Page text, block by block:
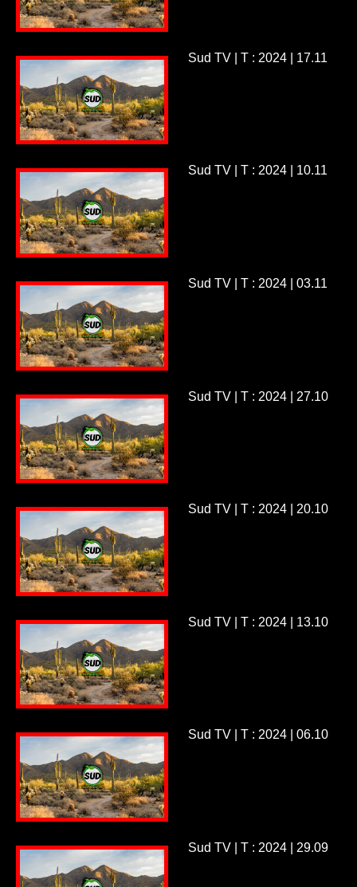
Sud TV | T : 2024 | 17.11
Sud TV | T : 2024 | 10.11
Sud TV | T : 2024 | 03.11
Sud TV | T : 2024 | 27.10
Sud TV | T : 2024 | 20.10
Sud TV | T : 2024 | 13.10
Sud TV | T : 2024 | 06.10
Sud TV | T : 2024 | 29.09